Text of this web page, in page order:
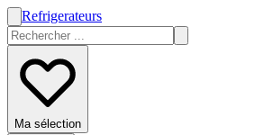
Refrigerateurs
Ma sélection